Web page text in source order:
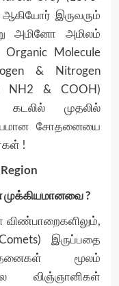
ஆகியோர் இருவரும்
அமினோ அமிலம்
Molecule
& Nitrogen
NH2 & COOH)
கடலில் முதலில்
சோதனையை
!
?
விண்பாறைகளிலும்,
இருப்பதை
மூலம்
விஞ்ஞானிகள்